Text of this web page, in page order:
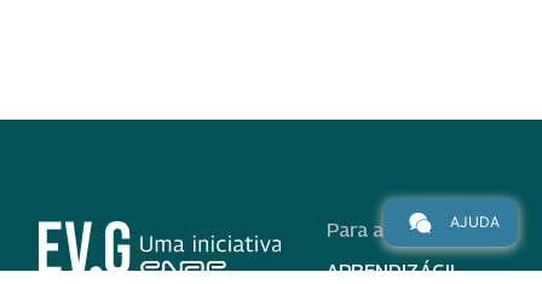
Para alunos
APRENDIZÁGIL
AJUDA